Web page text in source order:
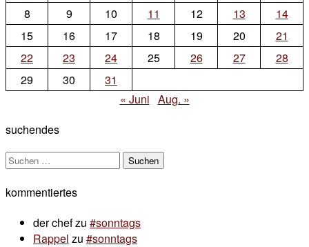
8
9 10 11 12 13
14
15
16 17 18 19 20
21
22
23 24 25 26 27
28
29
30
31
« Juni Aug. »
suchendes
Suchen
kommentiertes
der chefzu #sonntags
Rappel zu #sonntags